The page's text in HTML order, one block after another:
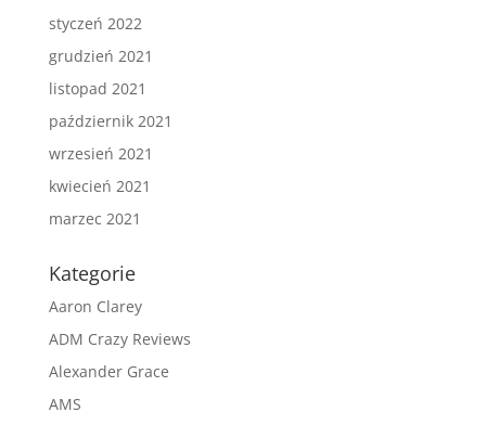
styczeń 2022
grudzień 2021
listopad 2021
październik 2021
wrzesień 2021
kwiecień 2021
marzec 2021
Kategorie
Aaron Clarey
ADM Crazy Reviews
Alexander Grace
AMS